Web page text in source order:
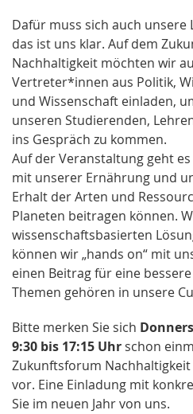
Dafür muss sich auch unsere
das ist uns klar. Auf dem
Nachhaltigkeit möchten wir
Vertreter*innen aus Politik,
und Wissenschaft einladen,
unseren Studierenden,
ins Gespräch zu kommen.
Auf der Veranstaltung geht
mit unserer Ernährung und
Erhalt der Arten und
Planeten beitragen können.
wissenschaftsbasierten
können wir „hands on“ mit
einen Beitrag für eine
Themen gehören in unsere
Bitte merken Sie sich
9:30 bis 17:15 Uhr schon
Zukunftsforum
vor. Eine Einladung mit
Sie im neuen Jahr von uns.